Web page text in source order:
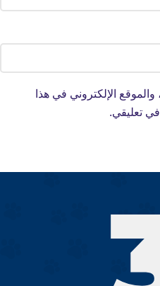
الإلكتروني في هذا
في تعليقي.